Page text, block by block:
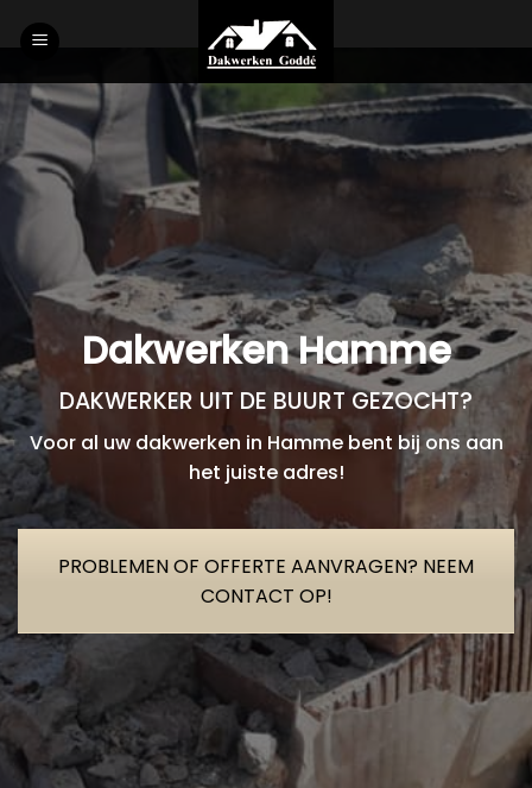
to
Dakwerken Hamme
DAKWERKER UIT DE BUURT GEZOCHT?
Voor al uw dakwerken in Hamme bent bij ons aan
het juiste adres!
PROBLEMEN OF OFFERTE AANVRAGEN? NEEM
CONTACT OP!